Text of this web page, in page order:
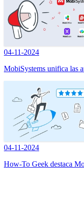
04-11-2024
MobiSystems unifica las
04-11-2024
How-To Geek destaca